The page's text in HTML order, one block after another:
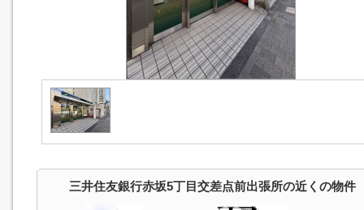
三井住友銀行赤坂5丁目交差点前出張所の近くの物件